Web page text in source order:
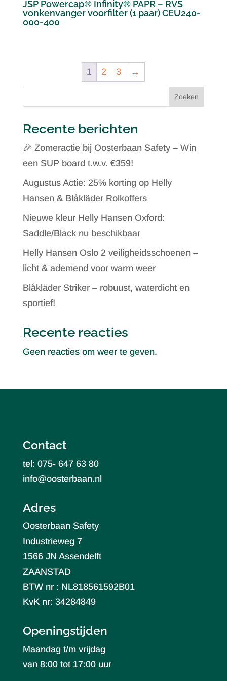
JSP Powercap® Infinity® PAPR – RVS
vonkenvanger voorfilter (1 paar) CEU240-
000-400
1 2 3 →
Zoeken
Recente berichten
🎉 Zomeractie bij Oosterbaan Safety – Win
een SUP board t.w.v. €359!
Augustus Actie: 25% korting op Helly
Hansen & Blåkläder Rolkoffers
Nieuwe kleur Helly Hansen Oxford:
Saddle/Black nu beschikbaar
Helly Hansen Oslo 2 veiligheidsschoenen –
licht & ademend voor warm weer
Blåkläder Striker – robuust, waterdicht en
sportief!
Recente reacties
Geen reacties om weer te geven.
Contact
tel: 075- 647 63 80
info@oosterbaan.nl
Adres
Oosterbaan Safety
Industrieweg 7
1566 JN Assendelft
ZAANSTAD
BTW nr : NL818561592B01
KvK nr: 34284849
Openingstijden
Maandag t/m vrijdag
van 8:00 tot 17:00 uur